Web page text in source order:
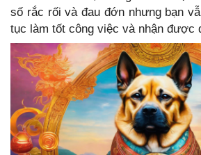
số rắc rối và đau đớn nhưng bạn
tục làm tốt công việc và nhận được